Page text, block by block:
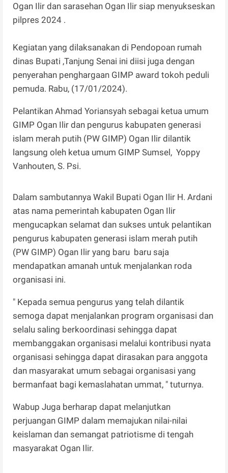
Ogan Ilir dan sarasehan Ogan Ilir siap menyukseskan
pilpres 2024 .
Kegiatan yang dilaksanakan di Pendopoan rumah
dinas Bupati ,Tanjung Senai ini diisi juga dengan
penyerahan penghargaan GIMP award tokoh peduli
pemuda. Rabu, (17/01/2024).
Pelantikan Ahmad Yoriansyah sebagai ketua umum
GIMP Ogan Ilir dan pengurus kabupaten generasi
islam merah putih (PW GIMP) Ogan Ilir dilantik
langsung oleh ketua umum GIMP Sumsel, Yoppy
Vanhouten, S. Psi.
Dalam sambutannya Wakil Bupati Ogan Ilir H. Ardani
atas nama pemerintah kabupaten Ogan Ilir
mengucapkan selamat dan sukses untuk pelantikan
pengurus kabupaten generasi islam merah putih
(PW GIMP) Ogan Ilir yang baru baru saja
mendapatkan amanah untuk menjalankan roda
organisasi ini.
" Kepada semua pengurus yang telah dilantik
semoga dapat menjalankan program organisasi dan
selalu saling berkoordinasi sehingga dapat
membanggakan organisasi melalui kontribusi nyata
organisasi sehingga dapat dirasakan para anggota
dan masyarakat umum sebagai organisasi yang
bermanfaat bagi kemaslahatan ummat, " tuturnya.
Wabup Juga berharap dapat melanjutkan
perjuangan GIMP dalam memajukan nilai-nilai
keislaman dan semangat patriotisme di tengah
masyarakat Ogan Ilir.